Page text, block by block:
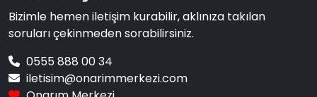
Bizimle hemen iletişim kurabilir, aklınıza takılan
soruları çekinmeden sorabilirsiniz.
0555 888 00 34
iletisim@onarimmerkezi.com